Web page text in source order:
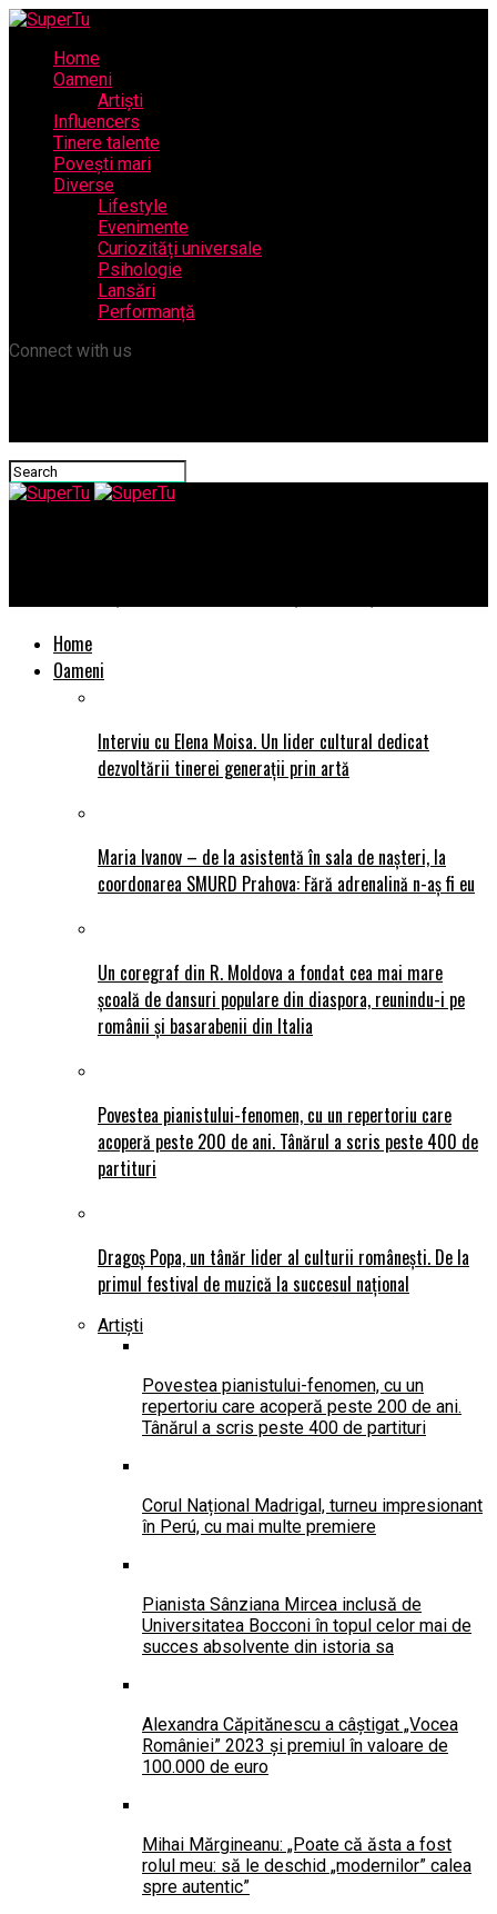
Home
Oameni
Artiști
Influencers
Tinere talente
Povești mari
Diverse
Lifestyle
Evenimente
Curiozități universale
Psihologie
Lansări
Performanță
Connect with us
Home
Oameni
Interviu cu Elena Moisa. Un lider cultural dedicat
dezvoltării tinerei generații prin artă
Maria Ivanov – de la asistentă în sala de nașteri, la
coordonarea SMURD Prahova: Fără adrenalină n-aș fi eu
Un coregraf din R. Moldova a fondat cea mai mare
școală de dansuri populare din diaspora, reunindu-i pe
românii și basarabenii din Italia
Povestea pianistului-fenomen, cu un repertoriu care
acoperă peste 200 de ani. Tânărul a scris peste 400 de
partituri
Dragoș Popa, un tânăr lider al culturii românești. De la
primul festival de muzică la succesul național
Artiști
Povestea pianistului-fenomen, cu un
repertoriu care acoperă peste 200 de ani.
Tânărul a scris peste 400 de partituri
Corul Național Madrigal, turneu impresionant
în Perú, cu mai multe premiere
Pianista Sânziana Mircea inclusă de
Universitatea Bocconi în topul celor mai de
succes absolvente din istoria sa
Alexandra Căpitănescu a câștigat „Vocea
României” 2023 și premiul în valoare de
100.000 de euro
Mihai Mărgineanu: „Poate că ăsta a fost
rolul meu: să le deschid „modernilor” calea
spre autentic”